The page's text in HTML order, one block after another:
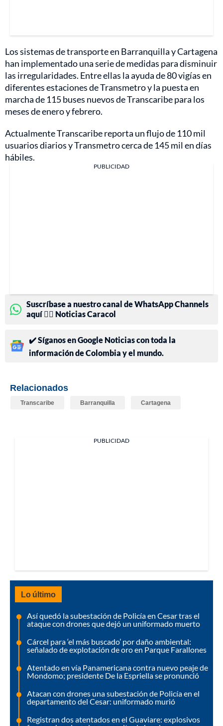
Los sistemas de transporte en Barranquilla y Cartagena
han implementado una serie de medidas para disminuir
las irregularidades. Entre ellas la ayuda de 80 vigías en
diferentes estaciones de Transmetro y la puesta en
marcha de 115 buses nuevos de Transcaribe para los
meses de enero y febrero.
Actualmente Transcaribe reporta un flujo de 110 mil
usuarios diarios y Transmetro cerca de 145 mil en días
hábiles.
PUBLICIDAD
Suscríbase a nuestro canal de WhatsApp Channels
aquí 👉🏻 Noticias Caracol
✔️ Síganos en Google Noticias con toda la
información de Colombia y el mundo.
Relacionados
Transcaribe Barranquilla Cartagena
PUBLICIDAD
Lo último
Así quedó la subestación de Policía en Cesar tras el
ataque con drones que dejó un uniformado muerto
Cárcel para ‘el más buscado’ por daño ambiental:
señalado de explotación de oro en Parque Farallones
Atentado en vía Panamericana contra nuevo peaje de
Mondomo; presidente De la Espriella se pronunció
Atacan con drones una subestación de Policía en el
departamento del Cesar: uniformado murió
Registran dos atentados en el Guaviare: explosivos